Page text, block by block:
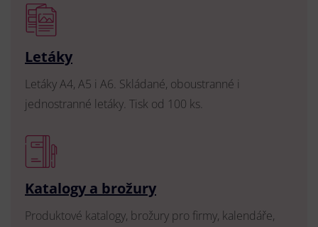
Letáky
Letáky A4, A5 i A6. Skládané, oboustranné i
jednostranné letáky. Tisk od 100 ks.
Katalogy a brožury
Produktové katalogy, brožury pro firmy, kalendáře,